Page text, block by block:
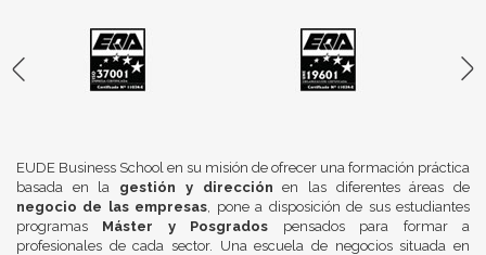
EUDE Business School en su misión de ofrecer una formación práctica
basada en la gestión y dirección en las diferentes áreas de
negocio de las empresas, pone a disposición de sus estudiantes
programas Máster y Posgrados pensados para formar a
profesionales de cada sector. Una escuela de negocios situada en